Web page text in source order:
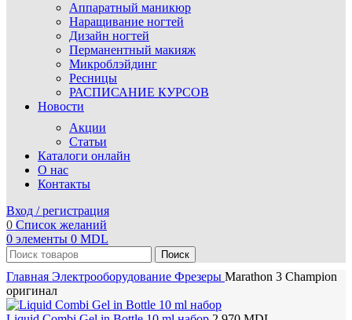
Аппаратный маникюр
Наращивание ногтей
Дизайн ногтей
Перманентный макияж
Микроблэйдинг
Ресницы
РАСПИСАНИЕ КУРСОВ
Новости
Акции
Статьи
Каталоги онлайн
О нас
Контакты
Вход / регистрация
0 Список желаний
0 элементы 0 MDL
Поиск
Главная Электрооборудование Фрезеры Marathon 3 Champion
оригинал